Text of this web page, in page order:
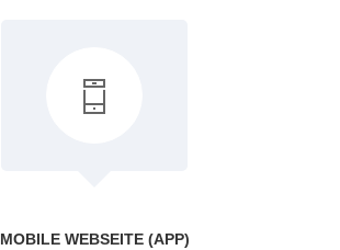
MOBILE WEBSEITE (APP)